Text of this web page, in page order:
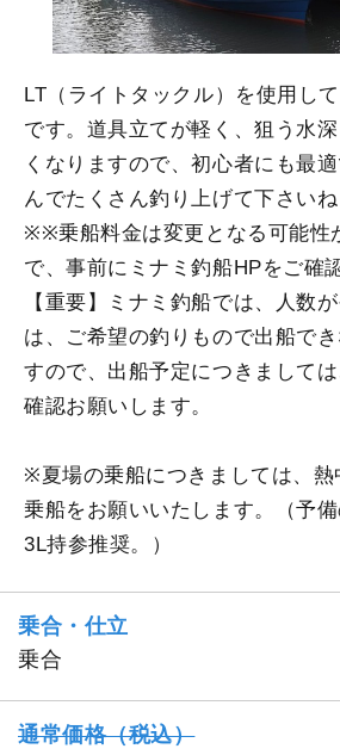
LT（ライトタックル）を使用し
です。道具立てが軽く、狙う水
くなりますので、初心者にも最
んでたくさん釣り上げて下さいね
※※乗船料金は変更となる可能性
で、事前にミナミ釣船HPをご
【重要】ミナミ釣船では、人数
は、ご希望の釣りもので出船で
すので、出船予定につきまして
確認お願いします。
※夏場の乗船につきましては、
乗船をお願いいたします。（予
3L持参推奨。）
乗合・仕立
乗合
通常価格（税込）